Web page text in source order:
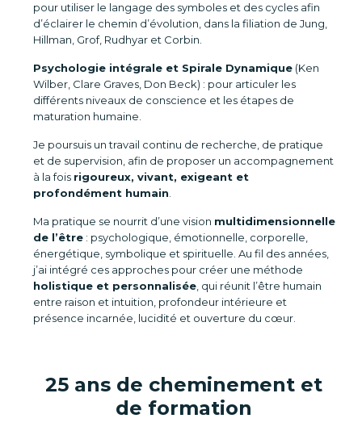
pour utiliser le langage des symboles et des cycles afin
d’éclairer le chemin d’évolution, dans la filiation de Jung,
Hillman, Grof, Rudhyar et Corbin.
Psychologie intégrale et Spirale Dynamique(Ken
Wilber, Clare Graves, Don Beck) : pour articuler les
différents niveaux de conscience et les étapes de
maturation humaine.
Je poursuis un travail continu de recherche, de pratique
et de supervision, afin de proposer un accompagnement
à la fois rigoureux, vivant, exigeant et
profondément humain
Ma pratique se nourrit d’une vision multidimensionnelle
de l’être: psychologique, émotionnelle, corporelle,
énergétique, symbolique et spirituelle. Au fil des années,
j’ai intégré ces approches pour créer une méthode
holistique et personnalisée, qui réunit l’être humain
entre raison et intuition, profondeur intérieure et
présence incarnée, lucidité et ouverture du cœur.
25 ans de cheminement et
de formation